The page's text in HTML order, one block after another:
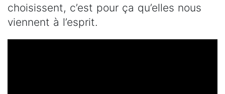
choisissent, c’est pour ça qu’elles nous
viennent à l’esprit.